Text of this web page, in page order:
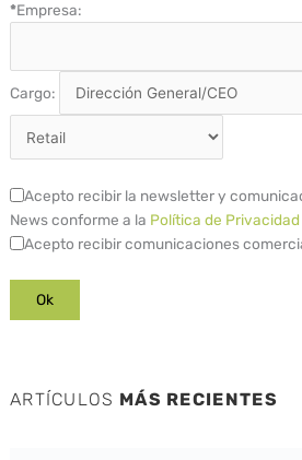
*Empresa:
Cargo:
Acepto recibir la newsletter y
News conforme a la Política de Privacidad
Acepto recibir comunicaciones
ARTÍCULOS MÁS RECIENTES